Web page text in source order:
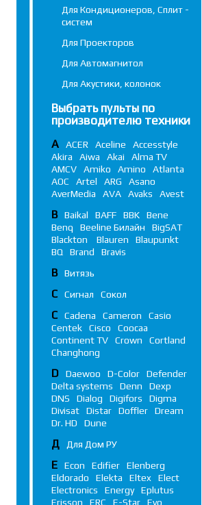
Для Кондиционеров, Сплит -
систем
Для Проекторов
Для Автомагнитол
Для Акустики, колонок
Выбрать пульты по
производителю техники
A ACER Aceline
Accesstyle
Akira
Aiwa Akai
Alma TV
AMCV
Amiko Amino
Atlanta
AOC
Artel ARG
Asano
AverMedia
AVA Avaks Avest
B Baikal BAFF BBK
Bene
Benq
Beeline Билайн
BigSAT
Blackton
Blauren
Blaupunkt
BQ
Brand Bravis
В Витязь
С Сигнал Сокол
C Cadena Cameron
Casio
Centek
Cisco
Coocaa
Continent TV
Crown
Cortland
Changhong
D Daewoo D-Color
Defender
Delta systems
Denn
Dexp
DNS
Dialog Digifors
Digma
Divisat
Distar Doffler
Dream
Dr. HD
Dune
Д Для Дом РУ
E Econ Edifier
Elenberg
Eldorado
Elekta Eltex
Elect
Electronics
Energy
Eplutus
Erisson
ERC E-Star
Evo